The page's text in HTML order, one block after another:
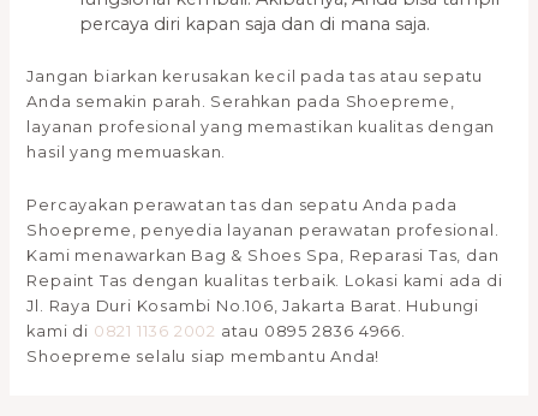
percaya diri kapan saja dan di mana saja.
Jangan biarkan kerusakan kecil pada tas atau sepatu
Anda semakin parah. Serahkan pada Shoepreme,
layanan profesional yang memastikan kualitas dengan
hasil yang memuaskan.
Percayakan perawatan tas dan sepatu Anda pada
Shoepreme, penyedia layanan perawatan profesional.
Kami menawarkan Bag & Shoes Spa, Reparasi Tas, dan
Repaint Tas dengan kualitas terbaik. Lokasi kami ada di
Jl. Raya Duri Kosambi No.106, Jakarta Barat. Hubungi
kami di 0821 1136 2002 atau 0895 2836 4966.
Shoepreme selalu siap membantu Anda!